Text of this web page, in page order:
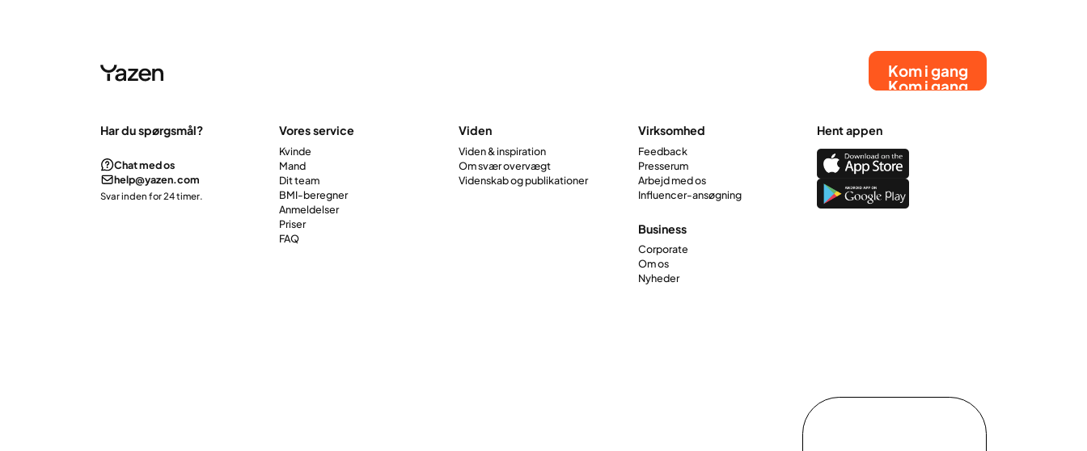
Kom i gang
Kom i gang
Har du spørgsmål?
Chat med os
help@yazen.com
Svar inden for 24 timer.
Vores service
Kvinde
Mand
Dit team
BMI-beregner
Anmeldelser
Priser
FAQ
Viden
Viden & inspiration
Om svær overvægt
Videnskab og publikationer
Virksomhed
Feedback
Presserum
Arbejd med os
Influencer-ansøgning
Business
Corporate
Om os
Nyheder
Hent appen